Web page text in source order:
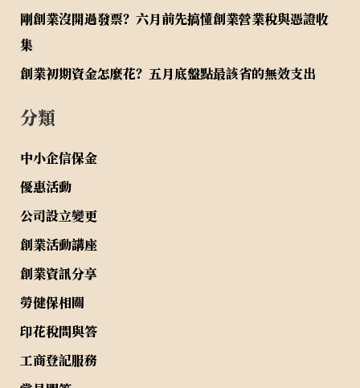
剛創業沒開過發票？六月前先搞懂創業營業稅與憑證收
集
創業初期資金怎麼花？五月底盤點最該省的無效支出
分類
中小企信保金
優惠活動
公司設立變更
創業活動講座
創業資訊分享
勞健保相關
印花稅問與答
工商登記服務